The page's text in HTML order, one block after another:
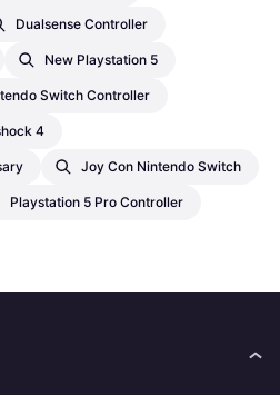
Dualsense Controller
New Playstation 5
Switch Controller
4
Joy Con Nintendo Switch
Playstation 5 Pro Controller